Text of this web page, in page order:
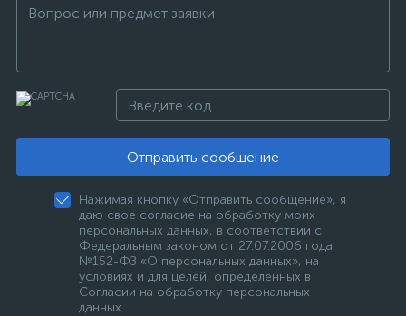
Отправить сообщение
Нажимая кнопку «Отправить сообщение», я
даю свое согласие на обработку моих
персональных данных, в соответствии с
Федеральным законом от 27.07.2006 года
№152-ФЗ «О персональных данных», на
условиях и для целей, определенных в
Согласии на обработку персональных
данных